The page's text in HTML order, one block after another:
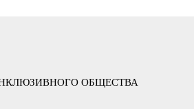
ОБЩЕСТВА